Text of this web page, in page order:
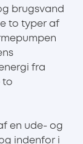
brugsvand
to typer af
fra
to
en ude- og
indenfor i